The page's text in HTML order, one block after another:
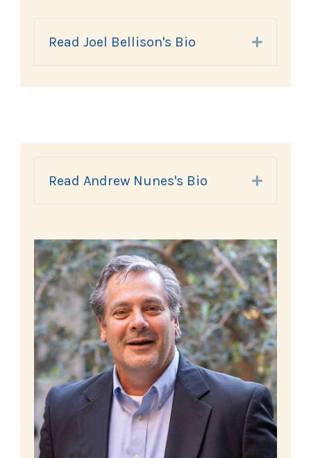
Read Joel Bellison's Bio Expand
Read Andrew Nunes's Bio Expand